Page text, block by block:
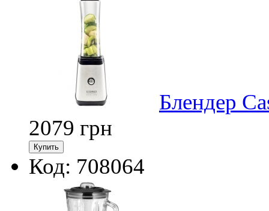
Блендер
2079 грн
Код: 708064